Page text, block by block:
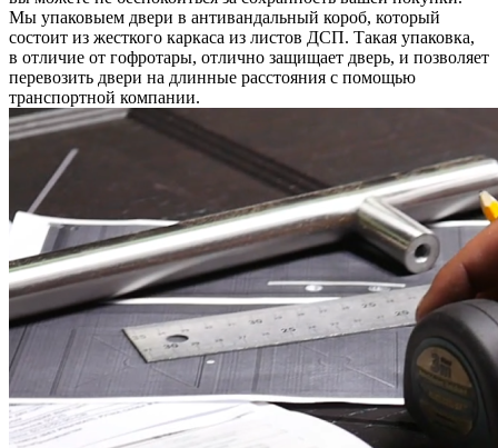
Мы упаковыем двери в антивандальный короб, который
состоит из жесткого каркаса из листов ДСП. Такая упаковка,
в отличие от гофротары, отлично защищает дверь, и позволяет
перевозить двери на длинные расстояния с помощью
транспортной компании.